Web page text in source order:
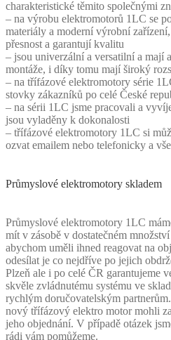
charakteristické těmito společnými
– na výrobu elektromotorů 1LC se
materiály a moderní výrobní
přesnost a garantují kvalitu
– jsou univerzální a versatilní a mají
montáže, i díky tomu mají široký
– na třífázové elektromotory série
stovky zákazníků po celé České
– na sérii 1LC jsme pracovali a
jsou vyladěny k dokonalosti
– třífázové elektromotory 1LC si
ozvat emailem nebo telefonicky a
Průmyslové elektromotory skladem
Průmyslové elektromotory 1LC
mít v zásobě v dostatečném
abychom uměli ihned reagovat na
odesílat je co nejdříve po jejich
Plzeň ale i po celé ČR garantujeme
skvěle zvládnutému systému ve
rychlým doručovatelským
nový třífázový elektro motor mohli
jeho objednání. V případě otázek
rádi vám pomůžeme.